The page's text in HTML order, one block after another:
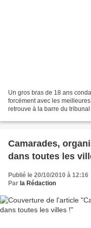
Un gros bras de 18 ans
forcément avec les
retrouve à la barre du
Camarades,
dans toutes les
Publié le 20/10/2010 à 12:16
Par la Rédaction